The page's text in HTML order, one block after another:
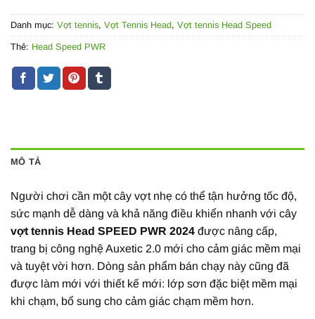
Danh mục: Vợt tennis, Vợt Tennis Head, Vợt tennis Head Speed
Thẻ: Head Speed PWR
MÔ TẢ
Người chơi cần một cây vợt nhẹ có thể tận hưởng tốc độ,
sức mạnh dễ dàng và khả năng điều khiển nhanh với cây
vợt tennis Head SPEED PWR 2024 được nâng cấp,
trang bị công nghệ Auxetic 2.0 mới cho cảm giác mềm mại
và tuyệt vời hơn. Dòng sản phẩm bán chạy này cũng đã
được làm mới với thiết kế mới: lớp sơn đặc biệt mềm mại
khi chạm, bổ sung cho cảm giác chạm mềm hơn.